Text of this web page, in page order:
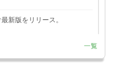
新版をリリース。
一覧